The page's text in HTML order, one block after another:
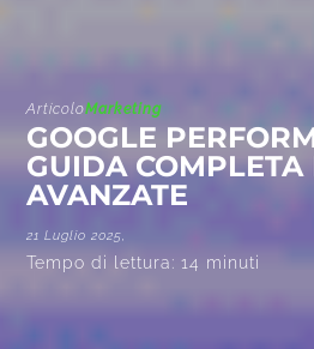
ArticoloMarketing
GOOGLE
GUIDA COMPLETA
AVANZATE
21 Luglio 2025,
Tempo di lettura: 14 minuti